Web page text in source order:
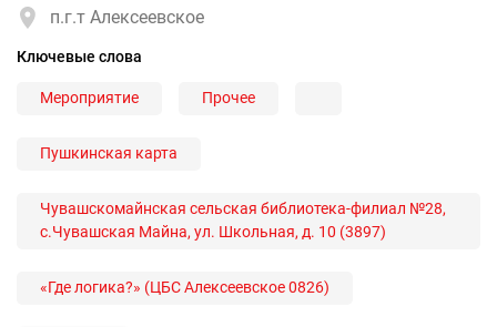
п.г.т Алексеевское
Ключевые слова
Мероприятие Прочее
Пушкинская карта
Чувашскомайнская сельская библиотека-филиал №28,
с.Чувашская Майна, ул. Школьная, д. 10 (3897)
«Где логика?» (ЦБС Алексеевское 0826)